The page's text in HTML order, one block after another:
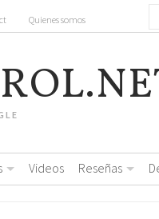
Quienes somos
Videos Reseñas